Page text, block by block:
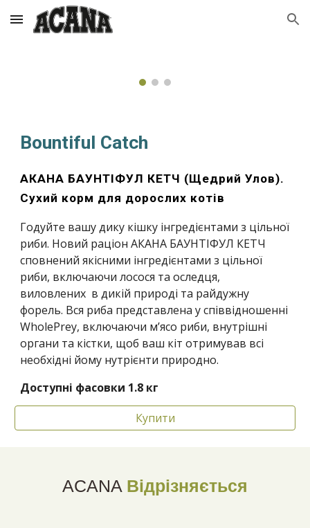
Skip to main content Skip to navigation
Bountiful Catch
АКАНА БАУНТІФУЛ КЕТЧ (Щедрий Улов).
Сухий корм для дорослих котів
Годуйте вашу дику кішку інгредієнтами з цільної
риби. Новий раціон АКАНА БАУНТІФУЛ КЕТЧ
сповнений якісними інгредієнтами з цільної
риби, включаючи лосося та оследця,
виловлених в дикій природі та райдужну
форель. Вся риба представлена у співвідношенні
WholePrey, включаючи м’ясо риби, внутрішні
органи та кістки, щоб ваш кіт отримував всі
необхідні йому нутрієнти природно.
Доступні фасовки 1.8 кг
Купити
ACANA Відрізняється